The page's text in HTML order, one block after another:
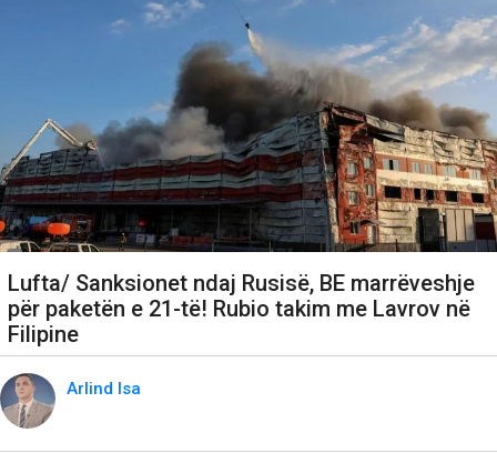
Lufta/ Sanksionet ndaj Rusisë, BE marrëveshje
për paketën e 21-të! Rubio takim me Lavrov në
Filipine
Arlind Isa